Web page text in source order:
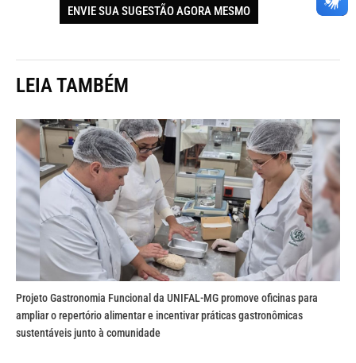
ENVIE SUA SUGESTÃO AGORA MESMO
LEIA TAMBÉM
Projeto Gastronomia Funcional da UNIFAL-MG promove oficinas para
ampliar o repertório alimentar e incentivar práticas gastronômicas
sustentáveis junto à comunidade